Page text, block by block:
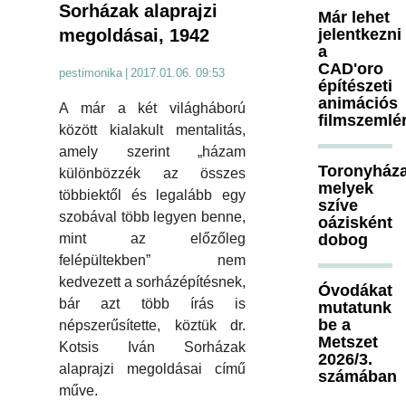
Sorházak alaprajzi
megoldásai, 1942
pestimonika 2017.01.06. 09:53
A már a két világháború
között kialakult mentalitás,
amely szerint „házam
különbözzék az összes
többiektől és legalább egy
szobával több legyen benne,
mint az előzőleg
felépültekben” nem
kedvezett a sorházépítésnek,
bár azt több írás is
népszerűsítette, köztük dr.
Kotsis Iván Sorházak
alaprajzi megoldásai című
műve.
Már lehet
jelentkezni
a
CAD'oro
építészeti
animációs
melyek
szíve
oázisként
dobog
Óvodákat
mutatunk
be a
Metszet
2026/3.
számában